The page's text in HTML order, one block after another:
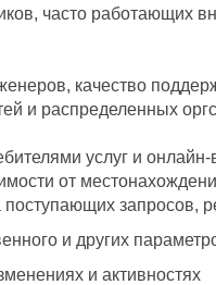
часто работающих
качество
и распределенных
услуг и
от
запросов,
и других
и активностях